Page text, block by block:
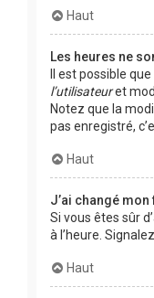
Haut
Les heures ne
Il est possible
l’utilisateuret
Notez que la
pas enregistré,
Haut
J’ai changé
Si vous êtes sûr
à l’heure.
Haut